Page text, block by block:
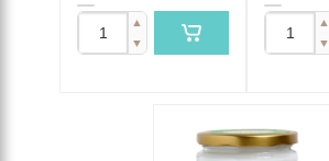
▲
▼
▲
▼